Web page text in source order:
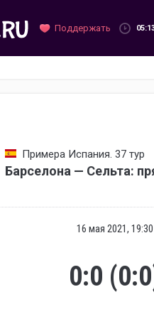
Поддержать
Примера Испания. 37 тур
Барселона — Сельта:
16 мая 2021, 19:30
0:0